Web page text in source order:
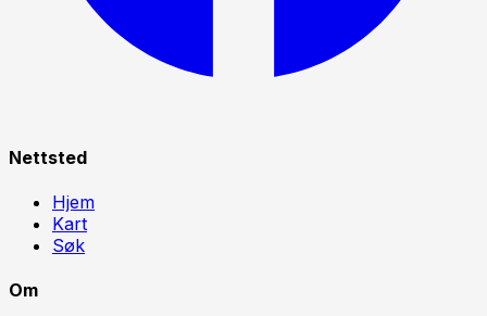
Nettsted
Hjem
Kart
Søk
Om